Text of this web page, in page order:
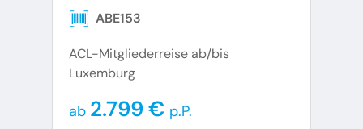
ABE153
ACL-Mitgliederreise ab/bis
Luxemburg
ab 2.799 € p.P.